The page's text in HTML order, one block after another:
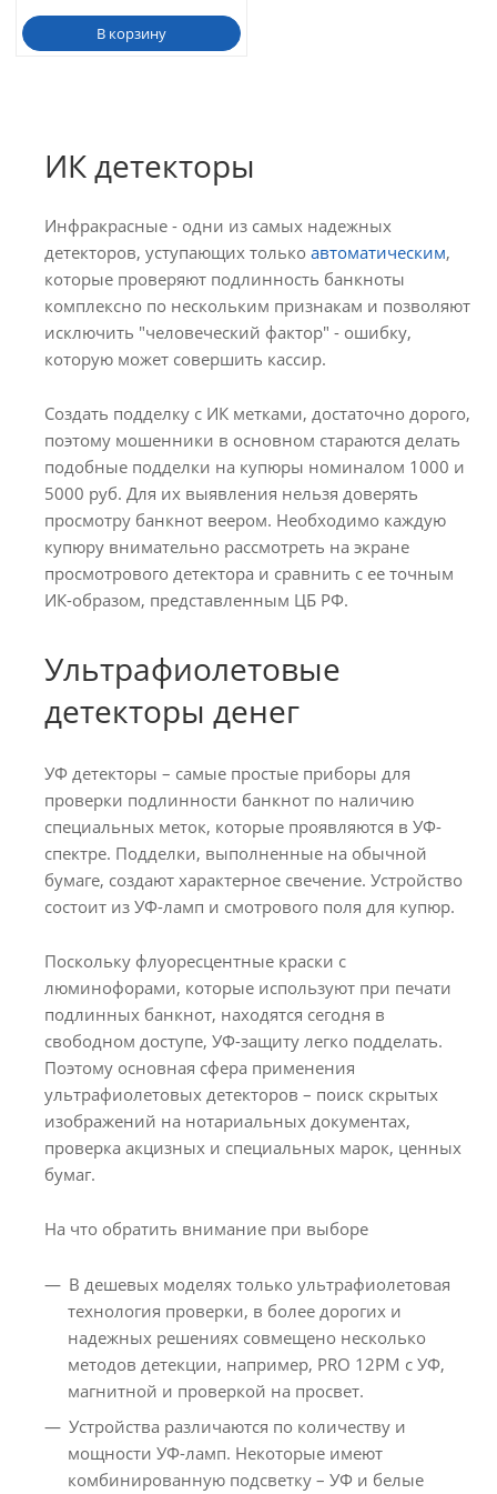
В корзину
ИК детекторы
Инфракрасные - одни из самых надежных
детекторов, уступающих только автоматическим,
которые проверяют подлинность банкноты
комплексно по нескольким признакам и позволяют
исключить "человеческий фактор" - ошибку,
которую может совершить кассир.
Создать подделку с ИК метками, достаточно дорого,
поэтому мошенники в основном стараются делать
подобные подделки на купюры номиналом 1000 и
5000 руб. Для их выявления нельзя доверять
просмотру банкнот веером. Необходимо каждую
купюру внимательно рассмотреть на экране
просмотрового детектора и сравнить с ее точным
ИК-образом, представленным ЦБ РФ.
Ультрафиолетовые
детекторы денег
УФ детекторы – самые простые приборы для
проверки подлинности банкнот по наличию
специальных меток, которые проявляются в УФ-
спектре. Подделки, выполненные на обычной
бумаге, создают характерное свечение. Устройство
состоит из УФ-ламп и смотрового поля для купюр.
Поскольку флуоресцентные краски с
люминофорами, которые используют при печати
подлинных банкнот, находятся сегодня в
свободном доступе, УФ-защиту легко подделать.
Поэтому основная сфера применения
ультрафиолетовых детекторов – поиск скрытых
изображений на нотариальных документах,
проверка акцизных и специальных марок, ценных
бумаг.
На что обратить внимание при выборе
В дешевых моделях только ультрафиолетовая
технология проверки, в более дорогих и
надежных решениях совмещено несколько
методов детекции, например, PRO 12PM с УФ,
магнитной и проверкой на просвет.
Устройства различаются по количеству и
мощности УФ-ламп. Некоторые имеют
комбинированную подсветку – УФ и белые